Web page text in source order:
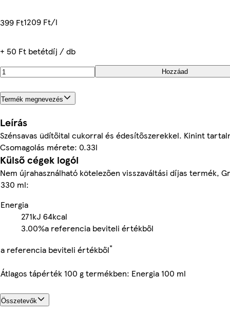
399 Ft1209 Ft/l
+ 50 Ft betétdíj / db
Hozzáad
Termék megnevezés
Leírás
Szénsavas üdítőital cukorral és édesítőszerekkel. Kinint
Csomagolás mérete: 0.33l
Külső cégek logói
Nem újrahasználható kötelezően visszaváltási díjas termék,
330 ml:
Energia
271kJ 64kcal
3.00%a referencia beviteli értékből
a referencia beviteli értékből*
Átlagos tápérték 100 g termékben: Energia 100 ml
Összetevők